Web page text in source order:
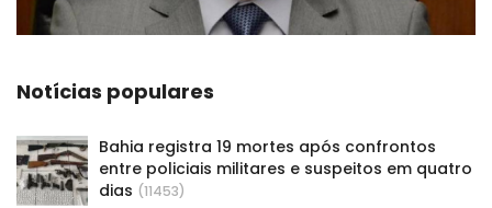
Notícias populares
Bahia registra 19 mortes após confrontos
entre policiais militares e suspeitos em quatro
dias (11453)